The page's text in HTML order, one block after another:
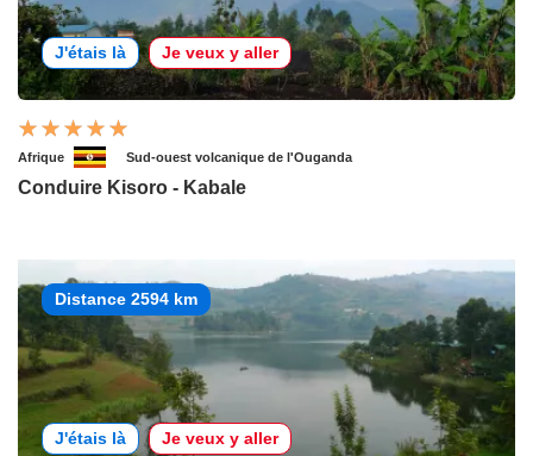
J'étais là Je veux y aller
Afrique Sud-ouest volcanique de l'Ouganda
Conduire Kisoro - Kabale
Distance 2594 km
J'étais là Je veux y aller